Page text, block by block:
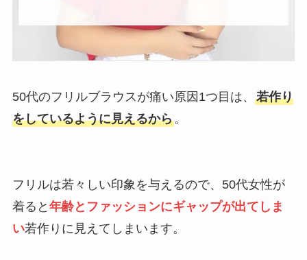
50代のフリルブラウスが痛い原因1つ目は、 若作り
をしているように見えるから。
フリルは若々しい印象を与えるので、50代女性が
着ると 年齢とファッションにギャップが出てしま
い若作りに見えてしまいます。